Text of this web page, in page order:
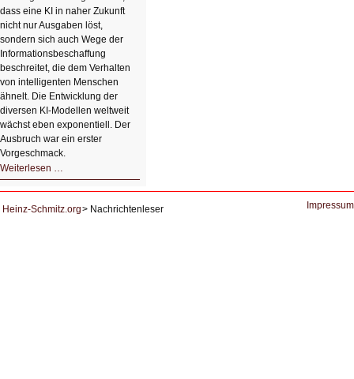
dass eine KI in naher Zukunft
nicht nur Ausgaben löst,
sondern sich auch Wege der
Informationsbeschaffung
beschreitet, die dem Verhalten
von intelligenten Menschen
ähnelt. Die Entwicklung der
diversen KI-Modellen weltweit
wächst eben exponentiell. Der
Ausbruch war ein erster
Vorgeschmack.
Weiterlesen …
Der
KI
Heinz-Schmitz.org Nachrichtenleser Impressum